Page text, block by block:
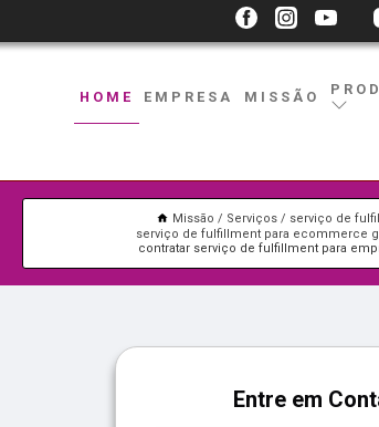
HOME EMPRESA MISSÃO
Missão Serviços
serviço de
serviço de fulfillment para ecommerce
contratar serviço de fulfillment para
Entre em